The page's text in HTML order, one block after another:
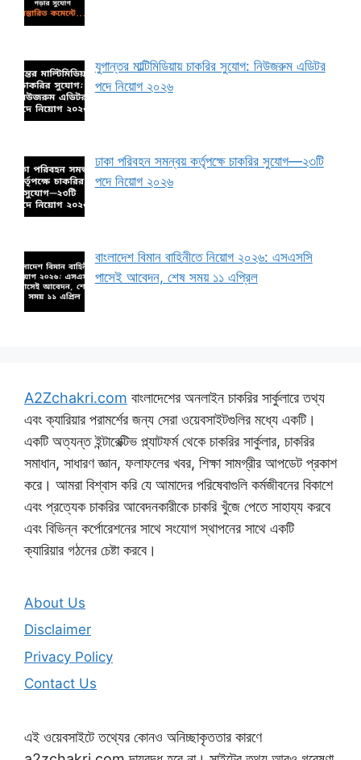
যুগান্তর মাল্টিমিডিয়ায় চাকরির সুযোগ: নিউজরুম এডিটর
পদে নিয়োগ ২০২৬
ঢাকা পরিবহন সমন্বয় কর্তৃপক্ষে চাকরির সুযোগ—২৩টি
পদে নিয়োগ ২০২৬
বাংলাদেশ বিমান বাহিনীতে নিয়োগ ২০২৬: এসএসসি
পাসেই আবেদন, শেষ সময় ১১ এপ্রিল
A2Zchakri.com বাংলাদেশের অনলাইন চাকরির সার্কুলারে তথ্য
এবং ক্যারিয়ার পরামর্শের জন্য সেরা ওয়েবসাইটগুলির মধ্যে একটি।
একটি অত্যন্ত ইন্টারেক্টিভ প্ল্যাটফর্ম থেকে চাকরির সার্কুলার, চাকরির
সমাধান, সাধারণ জ্ঞান, ফলাফলের খবর, শিক্ষা সামগ্রীর আপডেট প্রকাশ
করে। আমরা বিশ্বাস করি যে আমাদের পরিষেবাগুলি কর্মজীবনের বিকাশে
এবং প্রত্যেক চাকরির আবেদনকারীকে চাকরি খুঁজে পেতে সাহায্য করবে
এবং বিভিন্ন কর্পোরেশনের সাথে সংযোগ স্থাপনের সাথে একটি
ক্যারিয়ার গঠনের চেষ্টা করবে।
About Us
Disclaimer
Privacy Policy
Contact Us
এই ওয়েবসাইটে তথ্যের কোনও অনিচ্ছাকৃততার কারণে